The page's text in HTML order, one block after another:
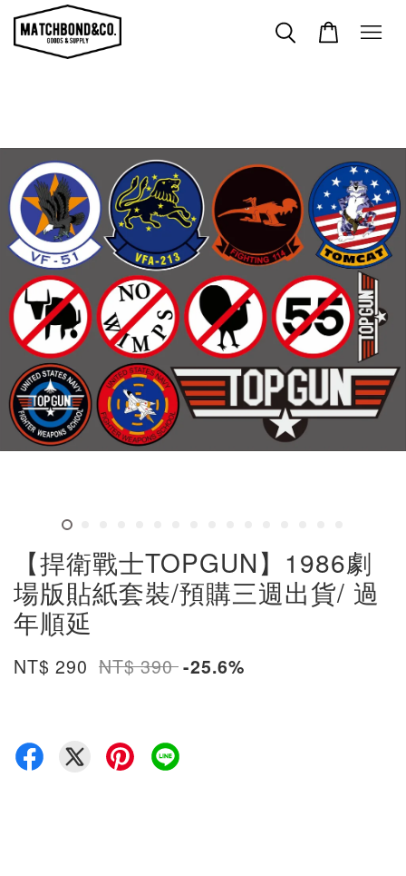
【捍衛戰士TOPGUN】1986劇
場版貼紙套裝/預購三週出貨/ 過
年順延
NT$ 290 NT$ 390-25.6%